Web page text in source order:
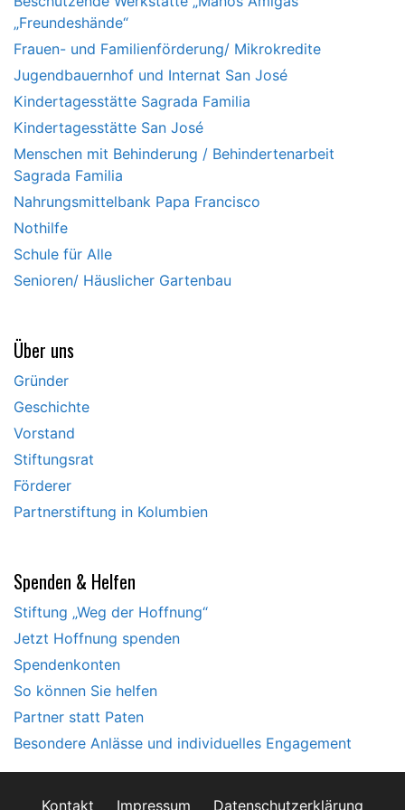
„Freundeshände“
Frauen- und Familienförderung/ Mikrokredite
Jugendbauernhof und Internat San José
Kindertagesstätte Sagrada Familia
Kindertagesstätte San José
Menschen mit Behinderung / Behindertenarbeit
Sagrada Familia
Nahrungsmittelbank Papa Francisco
Nothilfe
Schule für Alle
Senioren/ Häuslicher Gartenbau
Über uns
Gründer
Geschichte
Vorstand
Stiftungsrat
Förderer
Partnerstiftung in Kolumbien
Spenden & Helfen
Stiftung „Weg der Hoffnung“
Jetzt Hoffnung spenden
Spendenkonten
So können Sie helfen
Partner statt Paten
Besondere Anlässe und individuelles Engagement
Kontakt Impressum Datenschutzerklärung